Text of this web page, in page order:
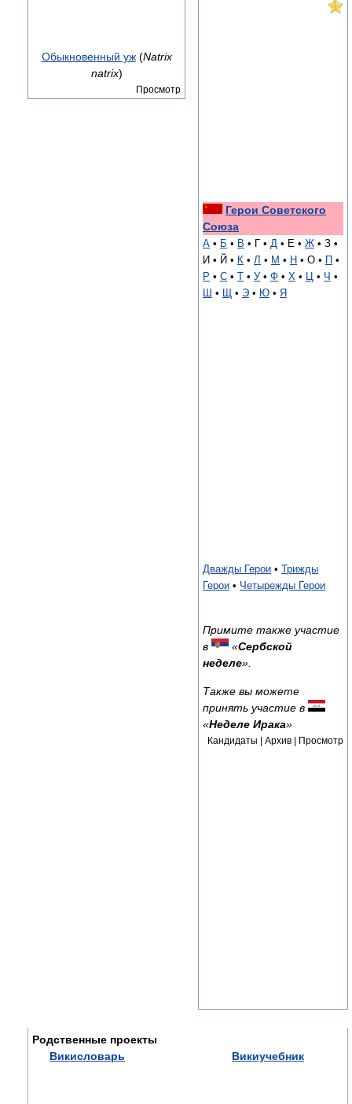
Обыкновенный уж(Natrix
natrix)
Просмотр
Герои Советского
Союза
А • Б • В • Г • Д • Е • Ж • З •
И • Й • К • Л • М • Н • О • П •
Р • С • Т • У• Ф • Х • Ц • Ч •
Ш • Щ • Э • Ю • Я
Дважды Герои • Трижды
Герои • Четырежды Герои
Примите также участие
в
«Сербской
неделе».
Также вы можете
принять участие в
«Неделе Ирака»
Кандидаты | Архив | Просмотр
Родственные проекты
Викисловарь
Викиучебник